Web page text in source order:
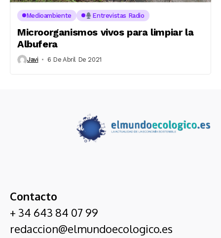
Medioambiente Entrevistas Radio
Microorganismos vivos para limpiar la
Albufera
Javi 6 De Abril De 2021
Contacto
+ 34 643 84 07 99
redaccion@elmundoecologico.es